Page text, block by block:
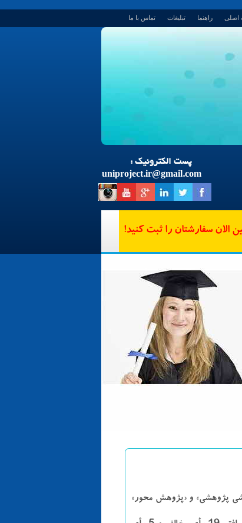
اصلی
راهنما تبلیغات تماس با ما
پست الکترونیک :
uniproject.ir@gmail.com
الان سفارشتان را ثبت کنید!
پژوهشی» و «پژوهش محور»